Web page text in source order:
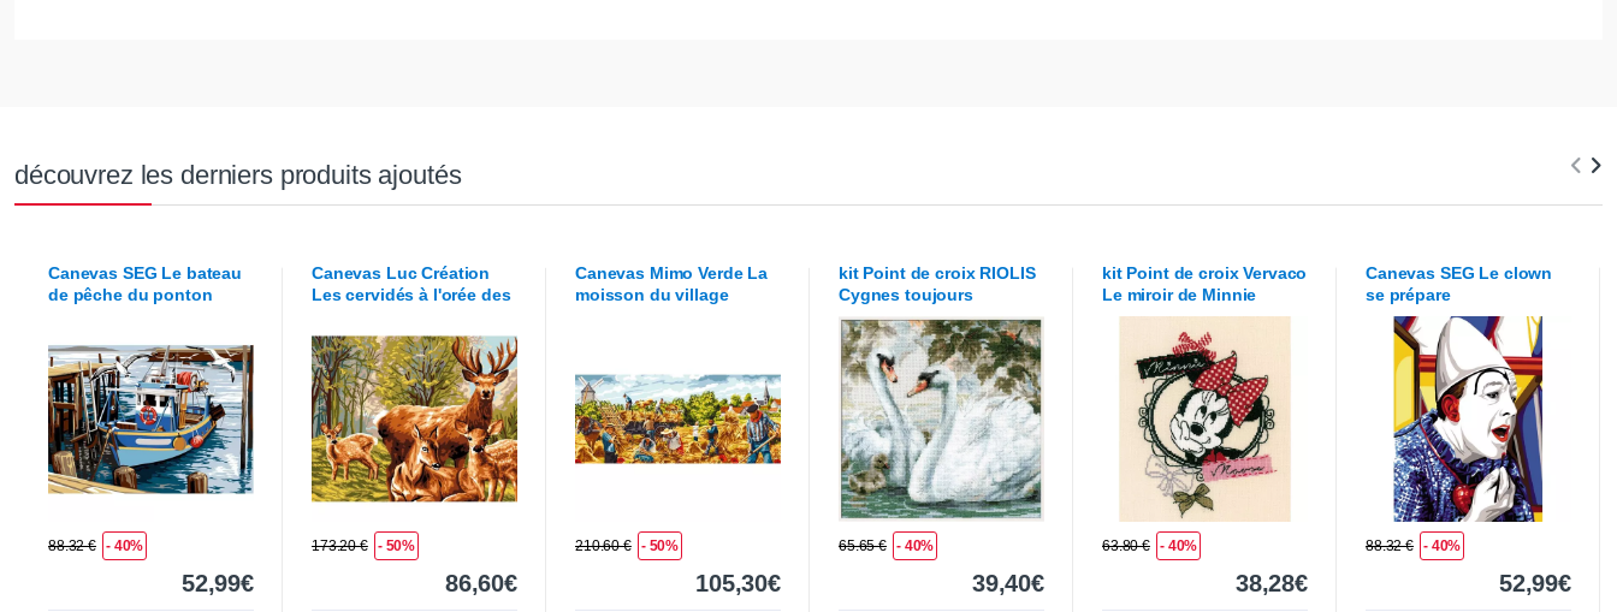
découvrez les derniers produits ajoutés
Canevas SEG Le bateau
de pêche du ponton
88.32 € - 40%
52,99€
Canevas Luc Création
Les cervidés à l'orée des
173.20 € - 50%
86,60€
Canevas Mimo VerdeLa
moisson du village
210.60 € - 50%
105,30€
kit Point de croix RIOLIS
Cygnes toujours
65.65 € - 40%
39,40€
kit Point de croixVervaco
Le miroir de Minnie
63.80 € - 40%
38,28€
Canevas SEG Le clown
se prépare
88.32 € - 40%
52,99€